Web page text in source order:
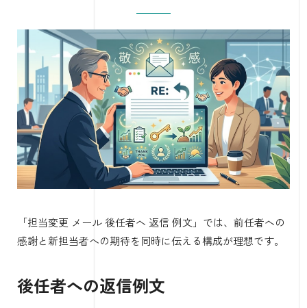
「担当変更 メール 後任者へ 返信 例文」では、前任者への
感謝と新担当者への期待を同時に伝える構成が理想です。
後任者への返信例文